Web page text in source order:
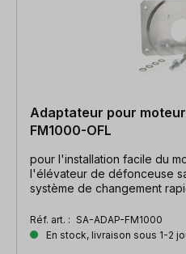
Adaptateur pour
FM1000-OFL
pour l'installation facile du
l'élévateur de défonceuse
système de changement
OFL2.0-AD43
Réf. art. : SA-ADAP-FM1000
En stock, livraison sous 1-2